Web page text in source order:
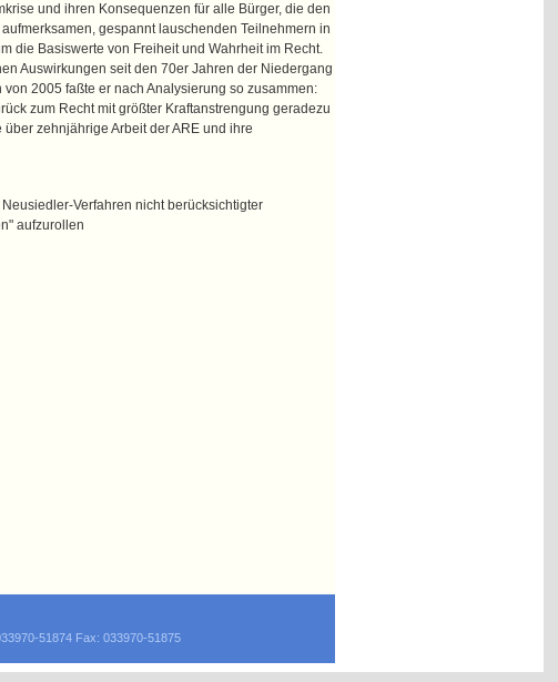
und ihren Konsequenzen für alle Bürger, die den
gespannt lauschenden Teilnehmern in
die Basiswerte von Freiheit und Wahrheit im Recht.
Auswirkungen seit den 70er Jahren der Niedergang
2005 faßte er nach Analysierung so zusammen:
zum Recht mit größter Kraftanstrengung geradezu
zehnjährige Arbeit der ARE und ihre
Verfahren nicht berücksichtigter
aufzurollen
51874 Fax: 033970-51875